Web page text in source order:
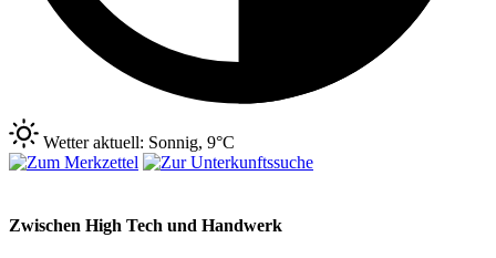
Wetter aktuell: Sonnig, 9°C
Zwischen High Tech und Handwerk